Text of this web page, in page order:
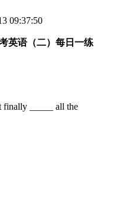
09:37:50
英语（二）每日一练
finally _____ all the